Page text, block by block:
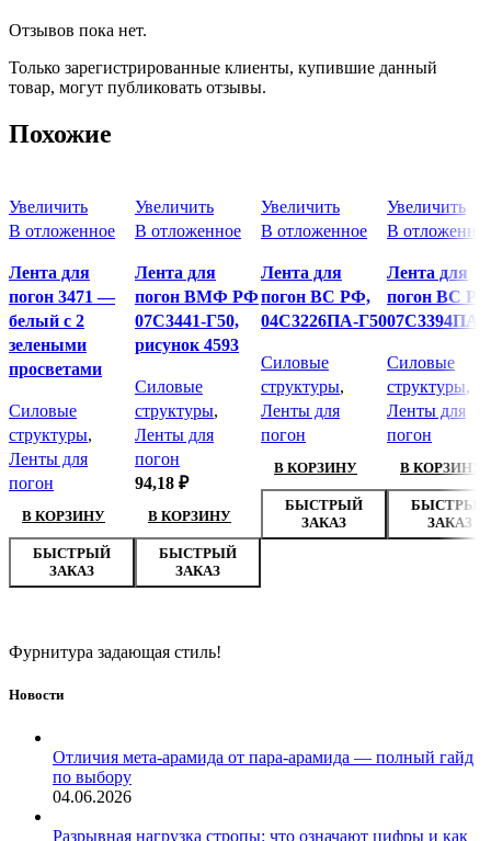
Отзывов пока нет.
Только зарегистрированные клиенты, купившие данный
товар, могут публиковать отзывы.
Похожие
Увеличить
В отложенное
Лента для
погон 3471 —
белый с 2
зелеными
просветами
Силовые
структуры,
Ленты для
погон
В КОРЗИНУ
БЫСТРЫЙ
ЗАКАЗ
Увеличить
В отложенное
Лента для
погон ВМФ РФ
07С3441-Г50,
рисунок 4593
Силовые
структуры,
Ленты для
погон
94,18 ₽
В КОРЗИНУ
БЫСТРЫЙ
ЗАКАЗ
Увеличить
В отложенное
Лента для
погон ВС РФ,
04С3226ПА-Г50
Силовые
структуры,
Ленты для
погон
В КОРЗИНУ
БЫСТРЫЙ
ЗАКАЗ
Увеличить
В
Лента для
погон ВС
07С3394ПА-
Силовые
структуры,
Ленты для
погон
В КОРЗИНУ
БЫСТРЫЙ
ЗАКАЗ
Фурнитура задающая стиль!
Новости
Отличия мета-арамида от пара-арамида — полный гайд
по выбору
04.06.2026
Разрывная нагрузка стропы: что означают цифры и как